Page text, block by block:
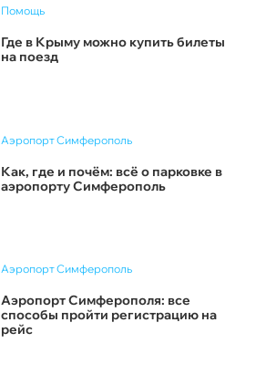
Помощь
Где в Крыму можно купить билеты
на поезд
Аэропорт Симферополь
Как, где и почём: всё о парковке в
аэропорту Симферополь
Аэропорт Симферополь
Аэропорт Симферополя: все
способы пройти регистрацию на
рейс